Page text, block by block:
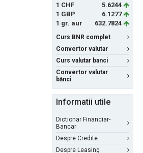
1 CHF
5.6244
1 GBP
6.1277
1 gr. aur
632.7824
Curs BNR complet
Convertor valutar
Curs valutar banci
Convertor valutar
bănci
Informatii utile
Dictionar Financiar-
Bancar
Despre Credite
Despre Leasing